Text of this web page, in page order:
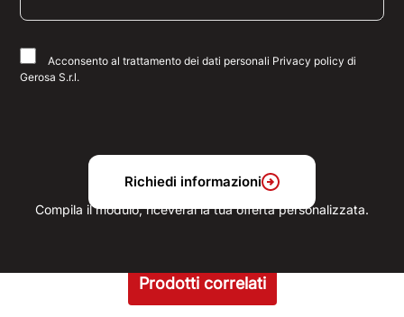
Acconsento al trattamento dei dati personali Privacy policy di
Gerosa S.r.l.
Richiedi informazioni
Compila il modulo, riceverai la tua offerta personalizzata.
Prodotti correlati